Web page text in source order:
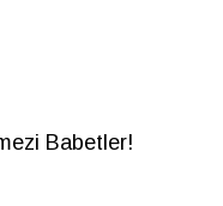
Babetler!